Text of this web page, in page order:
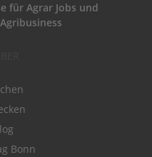
für Agrar Jobs und
Bonn